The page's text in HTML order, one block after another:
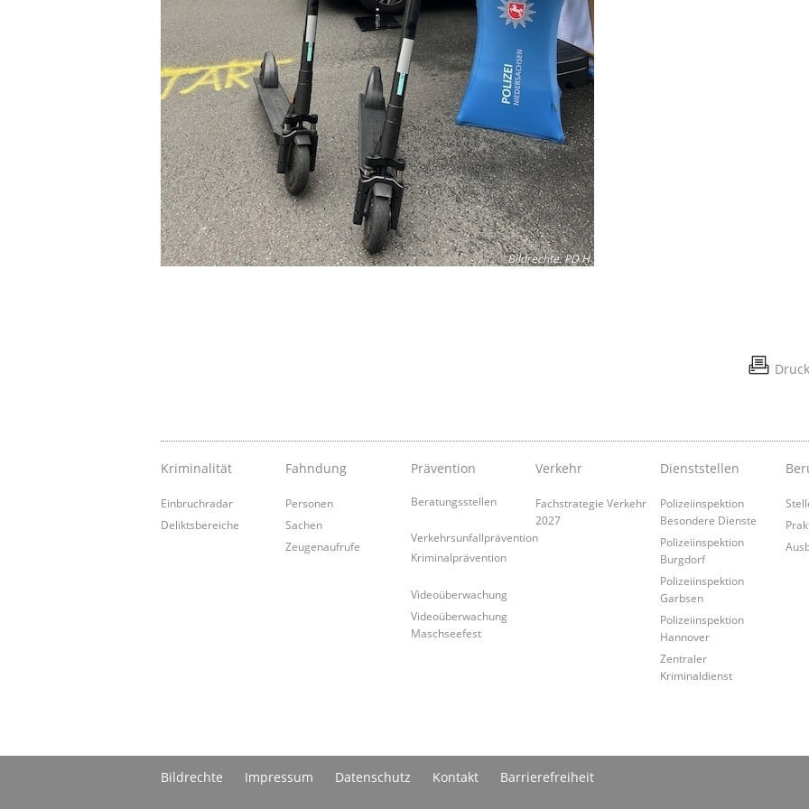
Bildrechte:PD H
Kriminalität
Einbruchradar
Deliktsbereiche
Fahndung
Personen
Sachen
Zeugenaufrufe
Prävention
Beratungsstellen
Verkehrsunfallprävention
Kriminalprävention
Videoüberwachung
Videoüberwachung
Maschseefest
Verkehr
Fachstrategie Verkehr
2027
Dienststellen
Polizeiinspektion
Besondere Dienste
Polizeiinspektion
Burgdorf
Polizeiinspektion
Garbsen
Polizeiinspektion
Hannover
Zentraler
Kriminaldienst
Bildrechte Impressum Datenschutz Kontakt Barrierefreiheit